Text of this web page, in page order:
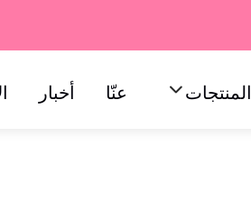
المنتجات عنّا أخبار